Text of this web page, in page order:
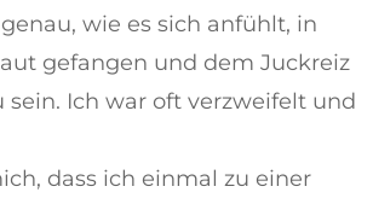
wie es sich anfühlt, in
gefangen und dem Juckreiz
sein. Ich war oft verzweifelt und
dass ich einmal zu einer